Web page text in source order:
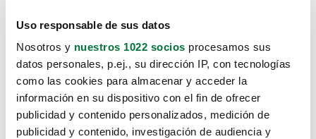
Uso responsable de sus datos
Nosotros y nuestros 1022 socios procesamos sus
datos personales, p.ej., su dirección IP, con tecnologías
como las cookies para almacenar y acceder la
información en su dispositivo con el fin de ofrecer
publicidad y contenido personalizados, medición de
publicidad y contenido, investigación de audiencia y
Lo sentimos, no sabemos como
te hemos traido hasta aquí.